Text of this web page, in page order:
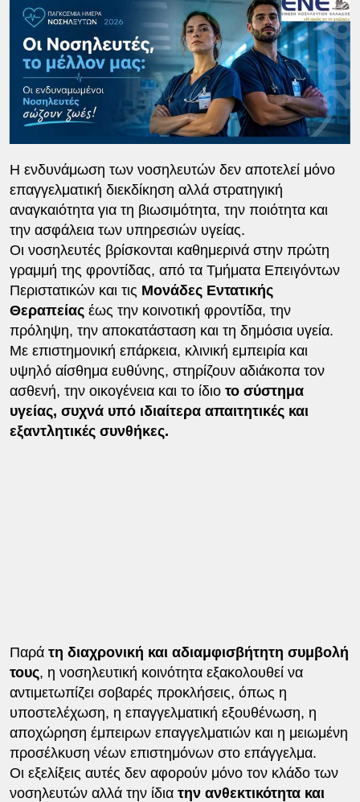
Η ενδυνάμωση των νοσηλευτών δεν αποτελεί μόνο
επαγγελματική διεκδίκηση αλλά στρατηγική
αναγκαιότητα για τη βιωσιμότητα, την ποιότητα και
την ασφάλεια των υπηρεσιών υγείας.
Οι νοσηλευτές βρίσκονται καθημερινά στην πρώτη
γραμμή της φροντίδας, από τα Τμήματα Επειγόντων
Περιστατικών και τις Μονάδες Εντατικής
Θεραπείαςέως την κοινοτική φροντίδα, την
πρόληψη, την αποκατάσταση και τη δημόσια υγεία.
Με επιστημονική επάρκεια, κλινική εμπειρία και
υψηλό αίσθημα ευθύνης, στηρίζουν αδιάκοπα τον
ασθενή, την οικογένεια και το ίδιοτο σύστημα
υγείας, συχνά υπό ιδιαίτερα απαιτητικές και
εξαντλητικές συνθήκες.
Παρά τη διαχρονική και αδιαμφισβήτητη συμβολή
τους, η νοσηλευτική κοινότητα εξακολουθεί να
αντιμετωπίζει σοβαρές προκλήσεις, όπως η
υποστελέχωση, η επαγγελματική εξουθένωση, η
αποχώρηση έμπειρων επαγγελματιών και η μειωμένη
προσέλκυση νέων επιστημόνων στο επάγγελμα.
Οι εξελίξεις αυτές δεν αφορούν μόνο τον κλάδο των
νοσηλευτών αλλά την ίδια την ανθεκτικότητα και